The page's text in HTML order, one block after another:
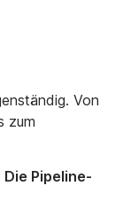
Von
zum
Pipeline-